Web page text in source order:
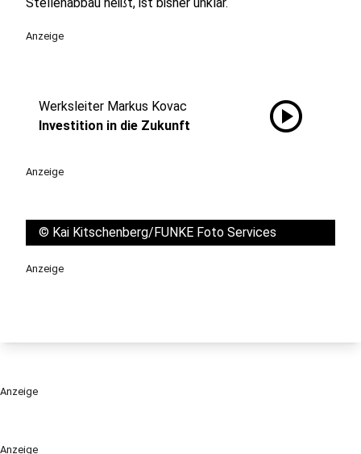
Anzeige
Anzeige
Werksleiter Markus Kovac
Investition in die Zukunft
play_circle
Anzeige
© Kai Kitschenberg/FUNKE Foto Services
Anzeige
Anzeige